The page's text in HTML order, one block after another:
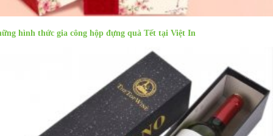
hình thức gia công hộp đựng quà Tết tại Việt In